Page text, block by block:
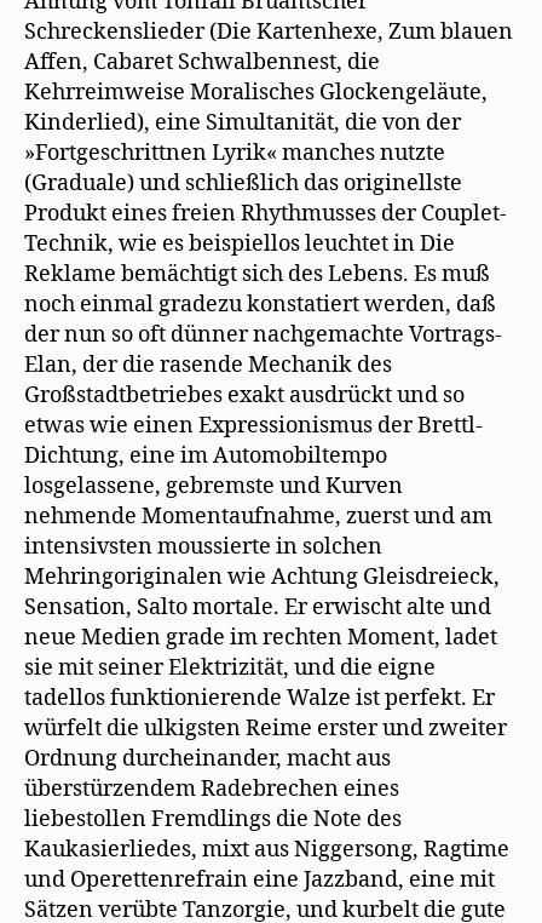
Schreckenslieder (Die Kartenhexe, Zum blauen
Affen, Cabaret Schwalbennest, die
Kehrreimweise Moralisches Glockengeläute,
Kinderlied), eine Simultanität, die von der
»Fortgeschrittnen Lyrik« manches nutzte
(Graduale) und schließlich das originellste
Produkt eines freien Rhythmusses der Couplet-
Technik, wie es beispiellos leuchtet in Die
Reklame bemächtigt sich des Lebens. Es muß
noch einmal gradezu konstatiert werden, daß
der nun so oft dünner nachgemachte Vortrags-
Elan, der die rasende Mechanik des
Großstadtbetriebes exakt ausdrückt und so
etwas wie einen Expressionismus der Brettl-
Dichtung, eine im Automobiltempo
losgelassene, gebremste und Kurven
nehmende Momentaufnahme, zuerst und am
intensivsten moussierte in solchen
Mehringoriginalen wie Achtung Gleisdreieck,
Sensation, Salto mortale. Er erwischt alte und
neue Medien grade im rechten Moment, ladet
sie mit seiner Elektrizität, und die eigne
tadellos funktionierende Walze ist perfekt. Er
würfelt die ulkigsten Reime erster und zweiter
Ordnung durcheinander, macht aus
überstürzendem Radebrechen eines
liebestollen Fremdlings die Note des
Kaukasierliedes, mixt aus Niggersong, Ragtime
und Operettenrefrain eine Jazzband, eine mit
Sätzen verübte Tanzorgie, und kurbelt die gute